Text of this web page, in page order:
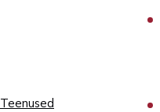
Teenused